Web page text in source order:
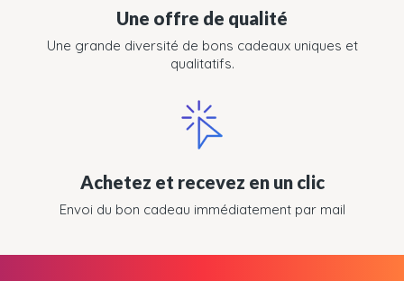
Une offre de qualité
Une grande diversité de bons cadeaux uniques et
qualitatifs.
Achetez et recevez en un clic
Envoi du bon cadeau immédiatement par mail